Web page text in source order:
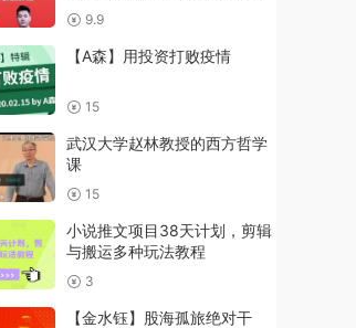
学现用
9.9
【A森】用投资打败疫情
15
武汉大学赵林教授的西方哲学
课
15
小说推文项目38天计划，剪辑
与搬运多种玩法教程
3
【金水钰】股海孤旅绝对干